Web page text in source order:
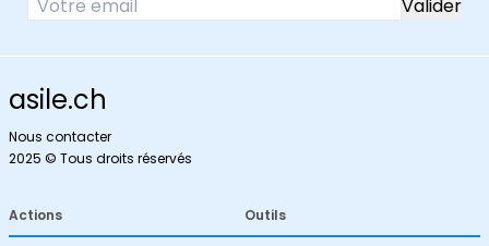
asile.ch
Nous contacter
2025 © Tous droits réservés
Actions Outils